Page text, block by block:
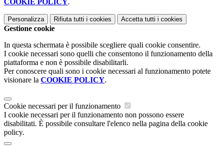
COOKIE POLICY.
Personalizza Rifiuta tutti i cookies Accetta tutti i cookies
Gestione cookie
In questa schermata è possibile scegliere quali cookie consentire.
I cookie necessari sono quelli che consentono il funzionamento della
piattaforma e non è possibile disabilitarli.
Per conoscere quali sono i cookie necessari al funzionamento potete
visionare la COOKIE POLICY.
Cookie necessari per il funzionamento
I cookie necessari per il funzionamento non possono essere
disabilitati. È possibile consultare l'elenco nella pagina della cookie
policy.